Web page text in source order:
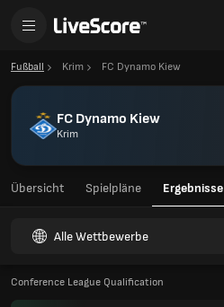
Fußball Krim FC Dynamo Kiew
FC Dynamo Kiew
Krim
Übersicht Spielpläne Ergebnisse
Alle Wettbewerbe
Conference League Qualification